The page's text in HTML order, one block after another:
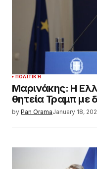
ΠΟΛΙΤΙΚΉ
Μαρινάκης: Η
θητεία Τραμπ με
by Pan OramaJanuary 18,